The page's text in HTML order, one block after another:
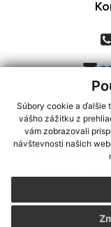
Súbory cookie a ďalšie
vášho zážitku z
vám zobrazovali
návštevnosti našich
využite možnosť
CMS systém